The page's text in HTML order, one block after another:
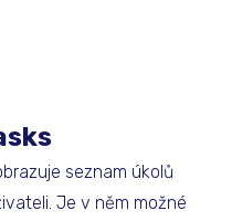
seznam úkolů
Je v něm možné